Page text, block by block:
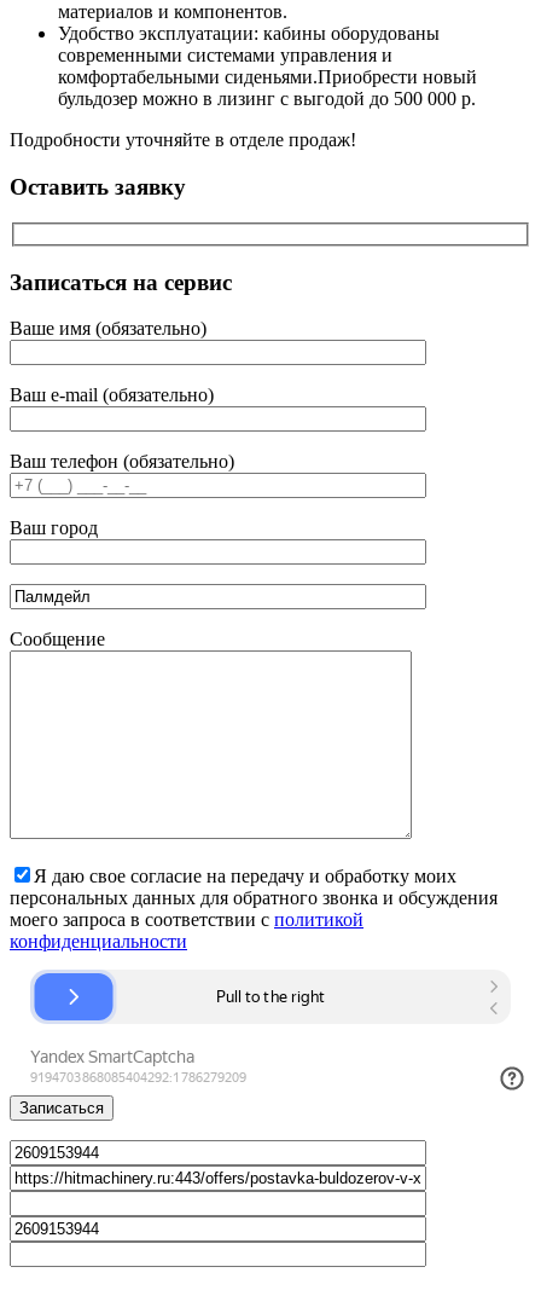
материалов и компонентов.
Удобство эксплуатации: кабины оборудованы
современными системами управления и
комфортабельными сиденьями.Приобрести новый
бульдозер можно в лизинг с выгодой до 500 000 р.
Подробности уточняйте в отделе продаж!
Оставить заявку
Записаться на сервис
Ваше имя (обязательно)
Ваш e-mail (обязательно)
Ваш телефон (обязательно)
Ваш город
Сообщение
Я даю свое согласие на передачу и обработку моих
персональных данных для обратного звонка и обсуждения
моего запроса в соответствии с политикой
конфиденциальности